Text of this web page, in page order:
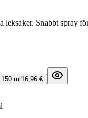
Snabbt spray
ml 16,96 €